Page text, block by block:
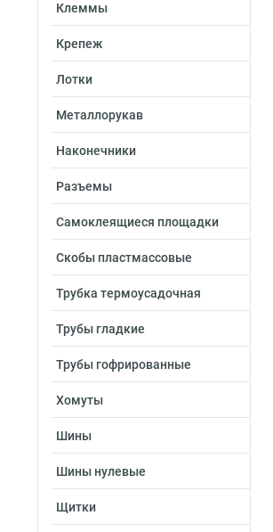
Клеммы
Крепеж
Лотки
Металлорукав
Наконечники
Разъемы
Самоклеящиеся площадки
Скобы пластмассовые
Трубка термоусадочная
Трубы гладкие
Трубы гофрированные
Хомуты
Шины
Шины нулевые
Щитки